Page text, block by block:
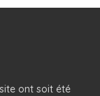
ont soit été